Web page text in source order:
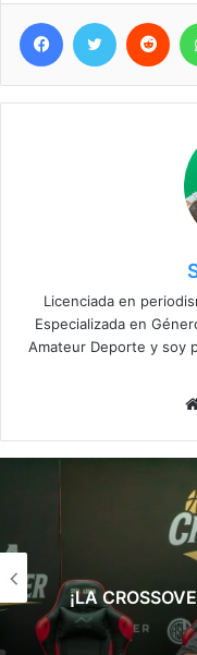
Facebook
Twitter
Licenciada en
Especializada en
Amateur Deporte y soy
Argentina